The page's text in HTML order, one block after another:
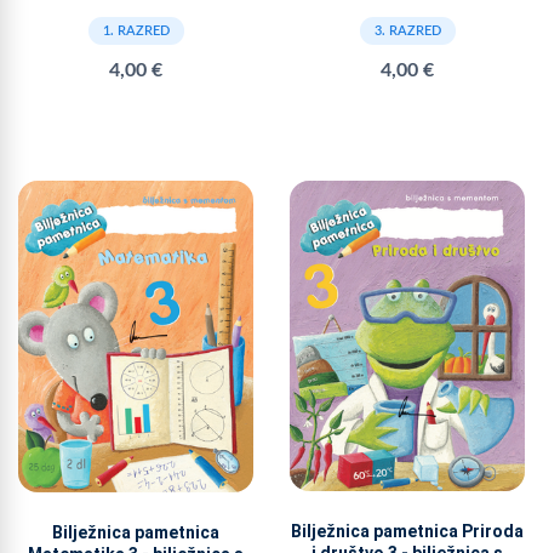
1. RAZRED
4,00 €
3. RAZRED
4,00 €
Bilježnica pametnica
Bilježnica pametnica Priroda